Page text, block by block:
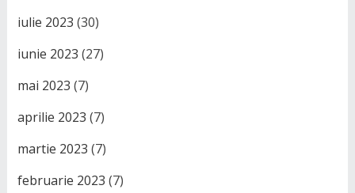
iulie 2023 (30)
iunie 2023 (27)
mai 2023 (7)
aprilie 2023 (7)
martie 2023 (7)
februarie 2023 (7)